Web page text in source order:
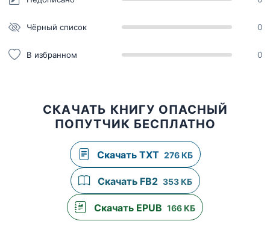
Чёрный список 0
В избранном 0
СКАЧАТЬ КНИГУ ОПАСНЫЙ
ПОПУТЧИК БЕСПЛАТНО
Скачать TXT 276 КБ
Скачать FB2 353 КБ
Скачать EPUB 166 КБ